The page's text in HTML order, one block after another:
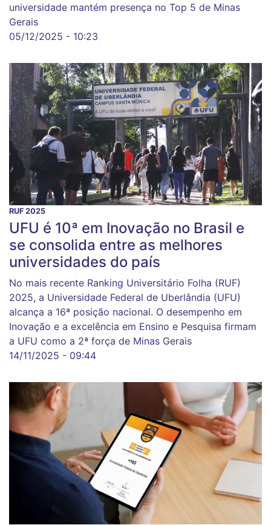
universidade mantém presença no Top 5 de Minas
Gerais
05/12/2025 - 10:23
RUF 2025
UFU é 10ª em Inovação no Brasil e
se consolida entre as melhores
universidades do país
No mais recente Ranking Universitário Folha (RUF)
2025, a Universidade Federal de Uberlândia (UFU)
alcança a 16ª posição nacional. O desempenho em
Inovação e a excelência em Ensino e Pesquisa firmam
a UFU como a 2ª força de Minas Gerais
14/11/2025 - 09:44